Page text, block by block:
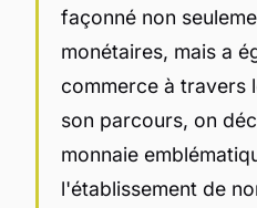
façonné non
monétaires, mais a
commerce à travers
son parcours, on
monnaie
l'établissement de